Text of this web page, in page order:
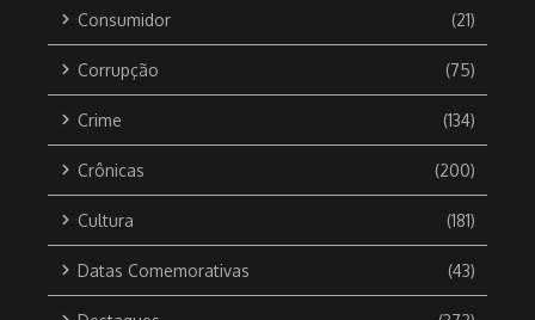
Consumidor (21)
Corrupção (75)
Crime (134)
Crônicas (200)
Cultura (181)
Datas Comemorativas (43)